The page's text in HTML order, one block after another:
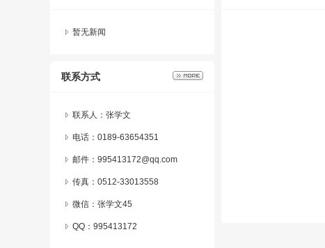
暂无新闻
联系方式
联系人：张学文
电话：0189-63654351
邮件：995413172@qq.com
传真：0512-33013558
微信： 张学文45
QQ： 995413172